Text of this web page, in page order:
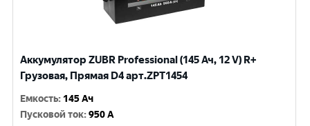
Аккумулятор ZUBR Professional (145 Ач, 12 V) R+
Грузовая, Прямая D4 арт.ZPT1454
Емкость: 145 Ач
Пусковой ток:950 A